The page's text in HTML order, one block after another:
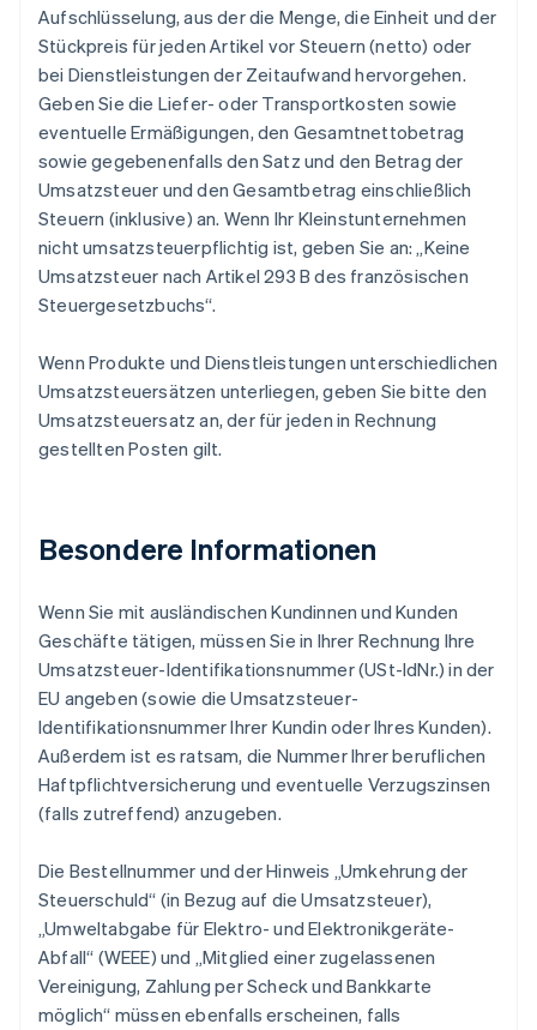
Aufschlüsselung, aus der die Menge, die Einheit und der
Stückpreis für jeden Artikel vor Steuern (netto) oder
bei Dienstleistungen der Zeitaufwand hervorgehen.
Geben Sie die Liefer- oder Transportkosten sowie
eventuelle Ermäßigungen, den Gesamtnettobetrag
sowie gegebenenfalls den Satz und den Betrag der
Umsatzsteuer und den Gesamtbetrag einschließlich
Steuern (inklusive) an. Wenn Ihr Kleinstunternehmen
nicht umsatzsteuerpflichtig ist, geben Sie an: „Keine
Umsatzsteuer nach Artikel 293 B des französischen
Steuergesetzbuchs“.
Wenn Produkte und Dienstleistungen unterschiedlichen
Umsatzsteuersätzen unterliegen, geben Sie bitte den
Umsatzsteuersatz an, der für jeden in Rechnung
gestellten Posten gilt.
Besondere Informationen
Wenn Sie mit ausländischen Kundinnen und Kunden
Geschäfte tätigen, müssen Sie in Ihrer Rechnung Ihre
Umsatzsteuer-Identifikationsnummer (USt-IdNr.) in der
EU angeben (sowie die Umsatzsteuer-
Identifikationsnummer Ihrer Kundin oder Ihres Kunden).
Außerdem ist es ratsam, die Nummer Ihrer beruflichen
Haftpflichtversicherung und eventuelle Verzugszinsen
(falls zutreffend) anzugeben.
Die Bestellnummer und der Hinweis „Umkehrung der
Steuerschuld“ (in Bezug auf die Umsatzsteuer),
„Umweltabgabe für Elektro- und Elektronikgeräte-
Abfall“ (WEEE) und „Mitglied einer zugelassenen
Vereinigung, Zahlung per Scheck und Bankkarte
möglich“ müssen ebenfalls erscheinen, falls